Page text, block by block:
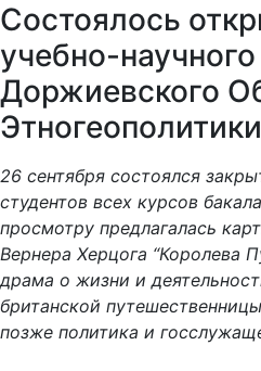
Состоялось
учебно-
Доржиевского
Этногеополитики
26 сентября состоялся
студентов всех курсов
просмотру предлагалась
Вернера Херцога “Королева
драма о жизни и
британской
позже политика и